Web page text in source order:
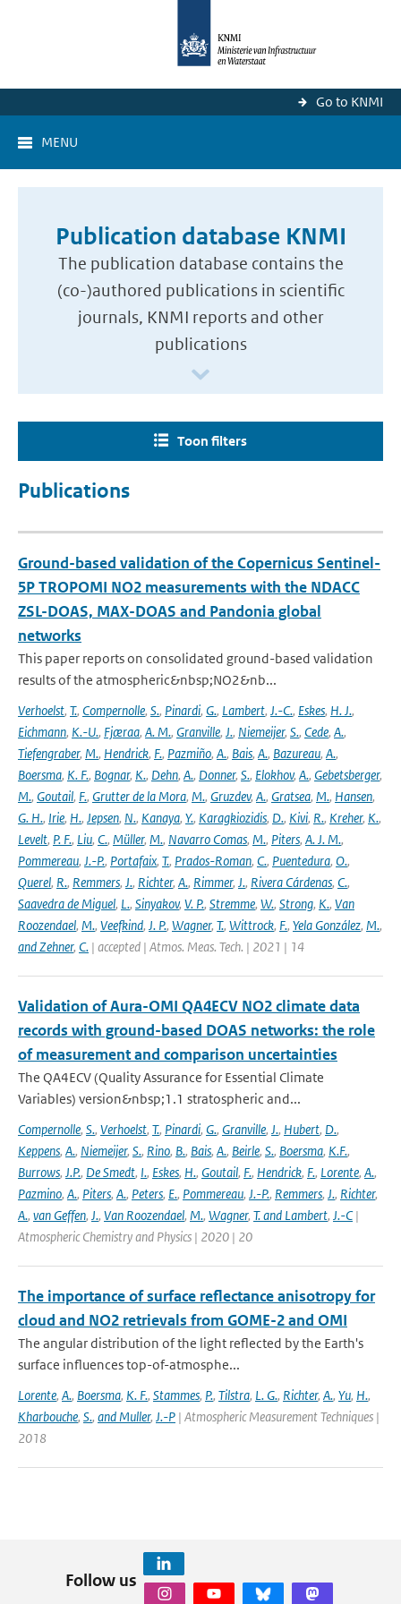
Go to KNMI
MENU
Publication database KNMI
The publication database contains the
(co-)authored publications in scientific
journals, KNMI reports and other
publications
Toon filters
Publications
Ground-based validation of the Copernicus Sentinel-
5P TROPOMI NO2 measurements with the NDACC
ZSL-DOAS, MAX-DOAS and Pandonia global
networks
This paper reports on consolidated ground-based validation
results of the atmospheric&nbsp;NO2&nb...
Verhoelst, T., Compernolle, S., Pinardi, G., Lambert, J.-C., Eskes, H. J.,
Eichmann, K.-U., Fjæraa, A. M., Granville, J., Niemeijer, S., Cede, A.,
Tiefengraber, M., Hendrick, F., Pazmiño, A., Bais, A., Bazureau, A.,
Boersma, K. F., Bognar, K., Dehn, A., Donner, S., Elokhov, A., Gebetsberger,
M., Goutail, F., Grutter de la Mora, M., Gruzdev, A., Gratsea, M., Hansen,
G. H., Irie, H., Jepsen, N., Kanaya, Y., Karagkiozidis, D., Kivi, R., Kreher, K.,
Levelt, P. F., Liu, C., Müller, M., Navarro Comas, M., Piters, A. J. M.,
Pommereau, J.-P., Portafaix, T., Prados-Roman, C., Puentedura, O.,
Querel, R., Remmers, J., Richter, A., Rimmer, J., Rivera Cárdenas, C.,
Saavedra de Miguel, L., Sinyakov, V. P., Stremme, W., Strong, K., Van
Roozendael, M., Veefkind, J. P., Wagner, T., Wittrock, F., Yela González, M.,
and Zehner, C. | accepted | Atmos. Meas. Tech. | 2021 | 14
Validation of Aura-OMI QA4ECV NO2 climate data
records with ground-based DOAS networks: the role
of measurement and comparison uncertainties
The QA4ECV (Quality Assurance for Essential Climate
Variables) version&nbsp;1.1 stratospheric and...
Compernolle, S., Verhoelst, T., Pinardi, G., Granville, J., Hubert, D.,
Keppens, A., Niemeijer, S., Rino, B., Bais, A., Beirle, S., Boersma, K.F.,
Burrows, J.P., De Smedt, I., Eskes, H., Goutail, F., Hendrick, F., Lorente, A.,
Pazmino, A., Piters, A., Peters, E., Pommereau, J.-P., Remmers, J., Richter,
A., van Geffen, J., Van Roozendael, M., Wagner, T. and Lambert, J.-C|
Atmospheric Chemistry and Physics | 2020 | 20
The importance of surface reflectance anisotropy for
cloud and NO2 retrievals from GOME-2 and OMI
The angular distribution of the light reflected by the Earth's
surface influences top-of-atmosphe...
Lorente, A., Boersma, K. F., Stammes, P., Tilstra, L. G., Richter, A., Yu, H.,
Kharbouche, S., and Muller, J.-P | Atmospheric Measurement Techniques |
2018
Follow us